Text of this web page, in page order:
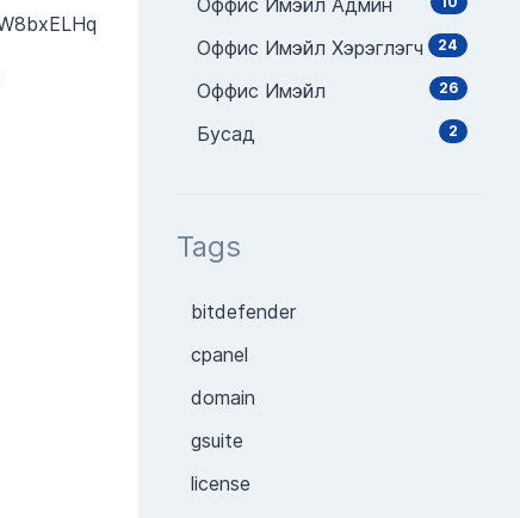
Оффис Имэйл Админ
24
Оффис Имэйл Хэрэглэгч
26
Оффис Имэйл
2
Бусад
Tags
bitdefender
cpanel
domain
gsuite
license